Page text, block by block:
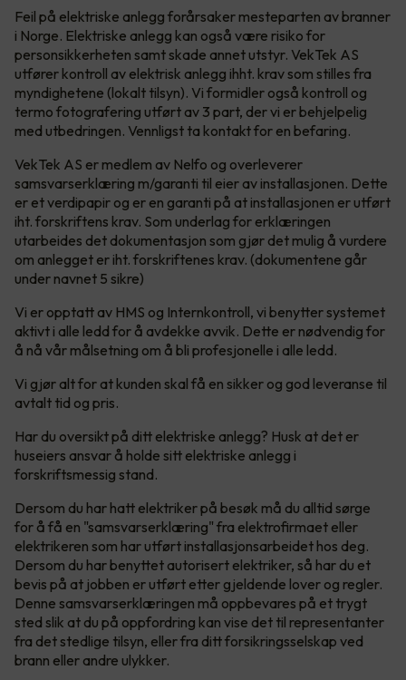
Feil på elektriske anlegg forårsaker mesteparten av branner
i Norge. Elektriske anlegg kan også være risiko for
personsikkerheten samt skade annet utstyr. VekTek AS
utfører kontroll av elektrisk anlegg ihht. krav som stilles fra
myndighetene (lokalt tilsyn). Vi formidler også kontroll og
termo fotografering utført av 3 part, der vi er behjelpelig
med utbedringen. Vennligst ta kontakt for en befaring.
VekTek AS er medlem av Nelfo og overleverer
samsvarserklæring m/garanti til eier av installasjonen. Dette
er et verdipapir og er en garanti på at installasjonen er utført
iht. forskriftens krav. Som underlag for erklæringen
utarbeides det dokumentasjon som gjør det mulig å vurdere
om anlegget er iht. forskriftenes krav. (dokumentene går
under navnet 5 sikre)
Vi er opptatt av HMS og Internkontroll, vi benytter systemet
aktivt i alle ledd for å avdekke avvik. Dette er nødvendig for
å nå vår målsetning om å bli profesjonelle i alle ledd.
Vi gjør alt for at kunden skal få en sikker og god leveranse til
avtalt tid og pris.
Har du oversikt på ditt elektriske anlegg? Husk at det er
huseiers ansvar å holde sitt elektriske anlegg i
forskriftsmessig stand.
Dersom du har hatt elektriker på besøk må du alltid sørge
for å få en "samsvarserklæring" fra elektrofirmaet eller
elektrikeren som har utført installasjonsarbeidet hos deg.
Dersom du har benyttet autorisert elektriker, så har du et
bevis på at jobben er utført etter gjeldende lover og regler.
Denne samsvarserklæringen må oppbevares på et trygt
sted slik at du på oppfordring kan vise det til representanter
fra det stedlige tilsyn, eller fra ditt forsikringsselskap ved
brann eller andre ulykker.